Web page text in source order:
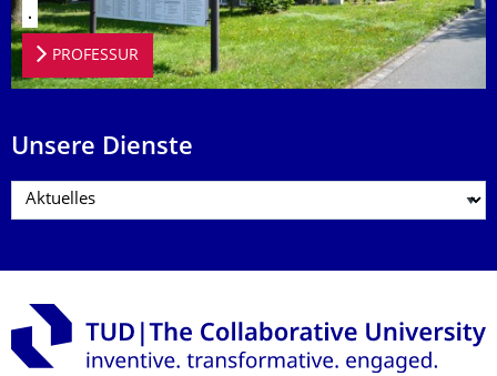
.
PROFESSUR
Unsere Dienste